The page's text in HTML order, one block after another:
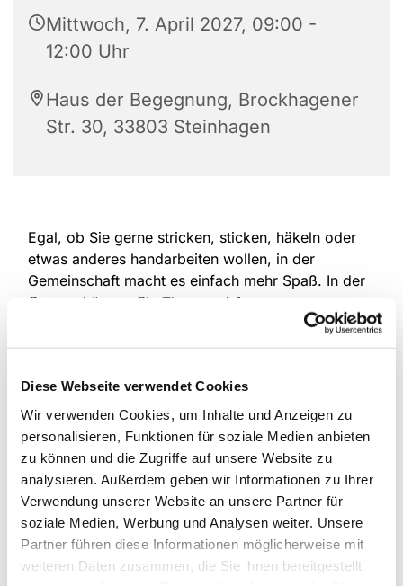
Diese Webseite verwendet Cookies
Wir verwenden Cookies, um Inhalte und Anzeigen zu
personalisieren, Funktionen für soziale Medien anbieten
zu können und die Zugriffe auf unsere Website zu
analysieren. Außerdem geben wir Informationen zu Ihrer
Verwendung unserer Website an unsere Partner für
soziale Medien, Werbung und Analysen weiter. Unsere
Partner führen diese Informationen möglicherweise mit
weiteren Daten zusammen, die Sie ihnen bereitgestellt
Mittwoch, 7. April 2027, 09:00 -
12:00 Uhr
Haus der Begegnung, Brockhagener
Str. 30, 33803 Steinhagen
Egal, ob Sie gerne stricken, sticken, häkeln oder
etwas anderes handarbeiten wollen, in der
Gemeinschaft macht es einfach mehr Spaß. In der
Gruppe können Sie Tipps und Anregungen
austauschen und ihre Ergebnisse vorstellen.
12:00 Uhr
Über das Treffen informieren
Frau Irmgard Iseringhausen, Tel.: 05204 / 63 19
und Frau Sabine Rippert, Tel.: 05204 / 92 76 757